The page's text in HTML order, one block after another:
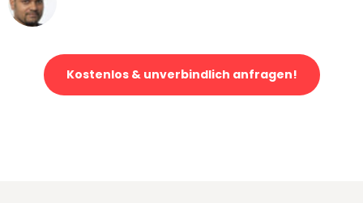
Kostenlos & unverbindlich anfragen!